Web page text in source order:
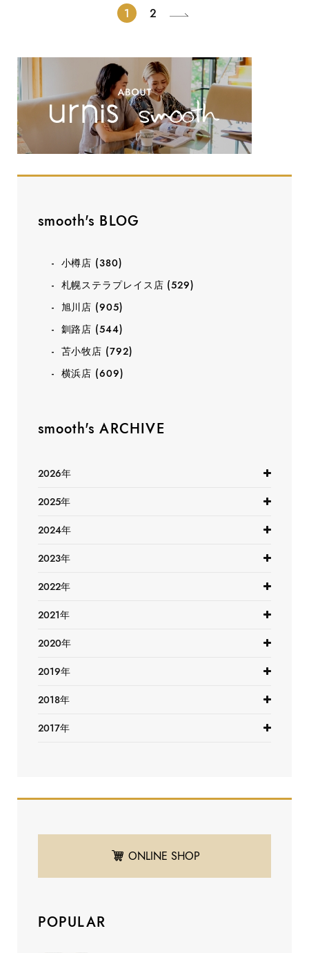
1 2
smooth's BLOG
小樽店 (380)
札幌ステラプレイス店 (529)
旭川店 (905)
釧路店 (544)
苫小牧店 (792)
横浜店 (609)
smooth's ARCHIVE
2026年
2025年
2024年
2023年
2022年
2021年
2020年
2019年
2018年
2017年
ONLINE SHOP
POPULAR